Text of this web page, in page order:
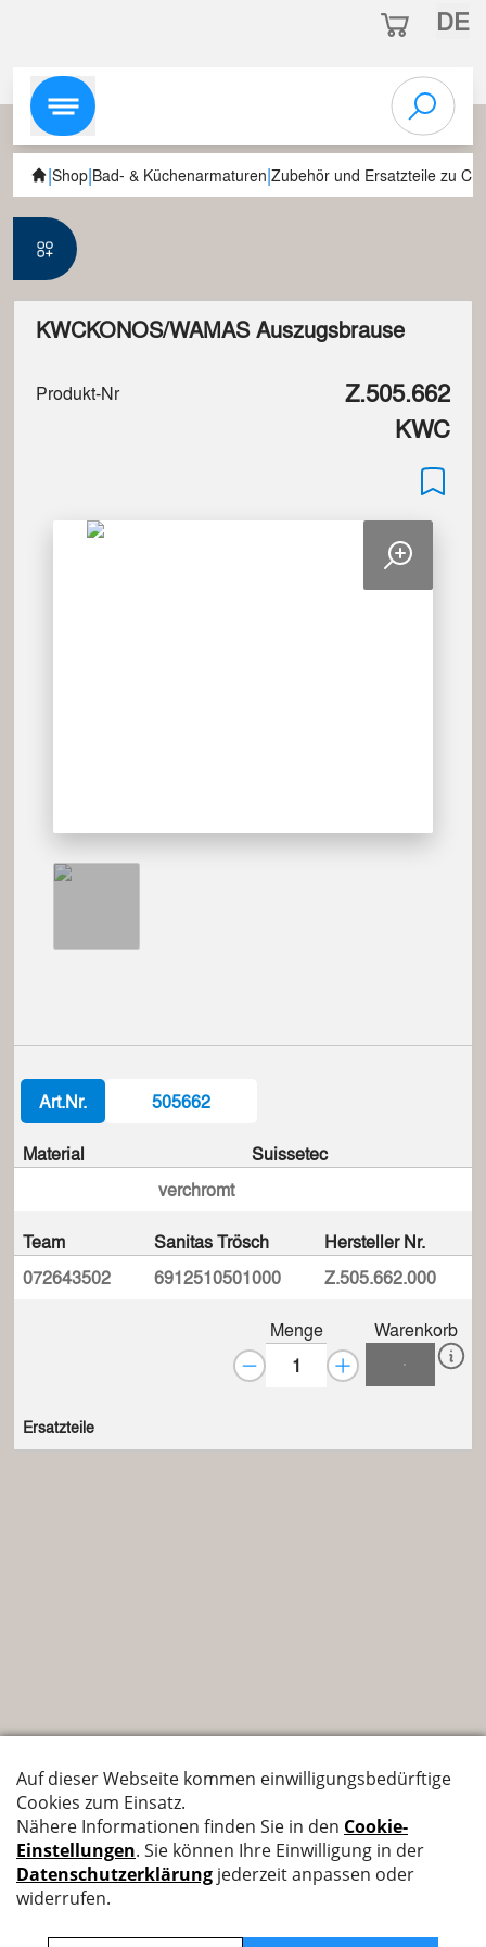
DE
|Shop|Bad- & Küchenarmaturen|Zubehör und Ersatzteile zu
KWCKONOS/WAMAS Auszugsbrause
Produkt-Nr
Z.505.662
KWC
Art.Nr. 505662
Material
verchromt
Suissetec
Team Sanitas Trösch
Hersteller Nr.
072643502
6912510501000 Z.505.662.000
Menge Warenkorb
Ersatzteile